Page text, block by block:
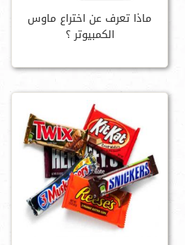
ماذا تعرف عن اختراع ماوس
الكمبيوتر ؟